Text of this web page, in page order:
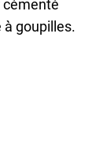
cémenté
goupilles.